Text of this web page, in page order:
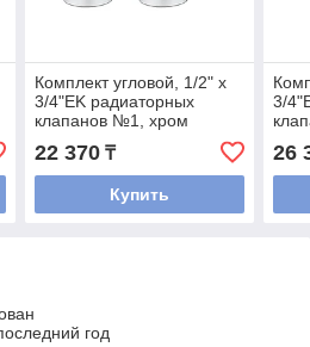
Комплект угловой, 1/2" x
3/4"EK радиаторных
клапанов №1, хром
22 370₸
Купить
3/
26
год